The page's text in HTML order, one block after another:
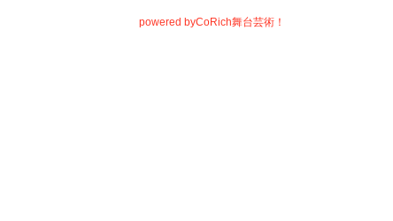
powered byCoRich舞台芸術！